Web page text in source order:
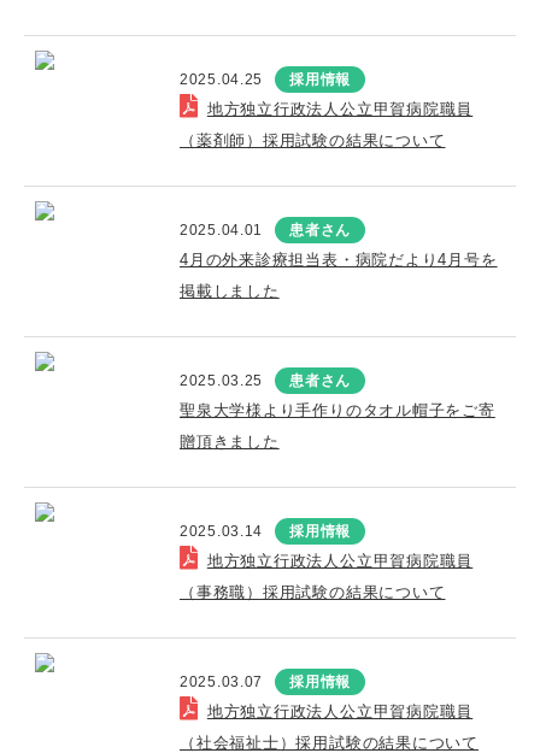
2025.04.25 採用情報
地方独立行政法人公立甲賀病院職員
（薬剤師）採用試験の結果について
2025.04.01 患者さん
4月の外来診療担当表・病院だより4月号を
掲載しました
2025.03.25 患者さん
聖泉大学様より手作りのタオル帽子をご寄
贈頂きました
2025.03.14 採用情報
地方独立行政法人公立甲賀病院職員
（事務職）採用試験の結果について
2025.03.07 採用情報
地方独立行政法人公立甲賀病院職員
（社会福祉士）採用試験の結果について